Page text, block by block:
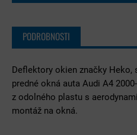
PODROBNOSTI
Deflektory okien značky Heko,
predné okná auta Audi A4
z odolného plastu s
montáž na okná.